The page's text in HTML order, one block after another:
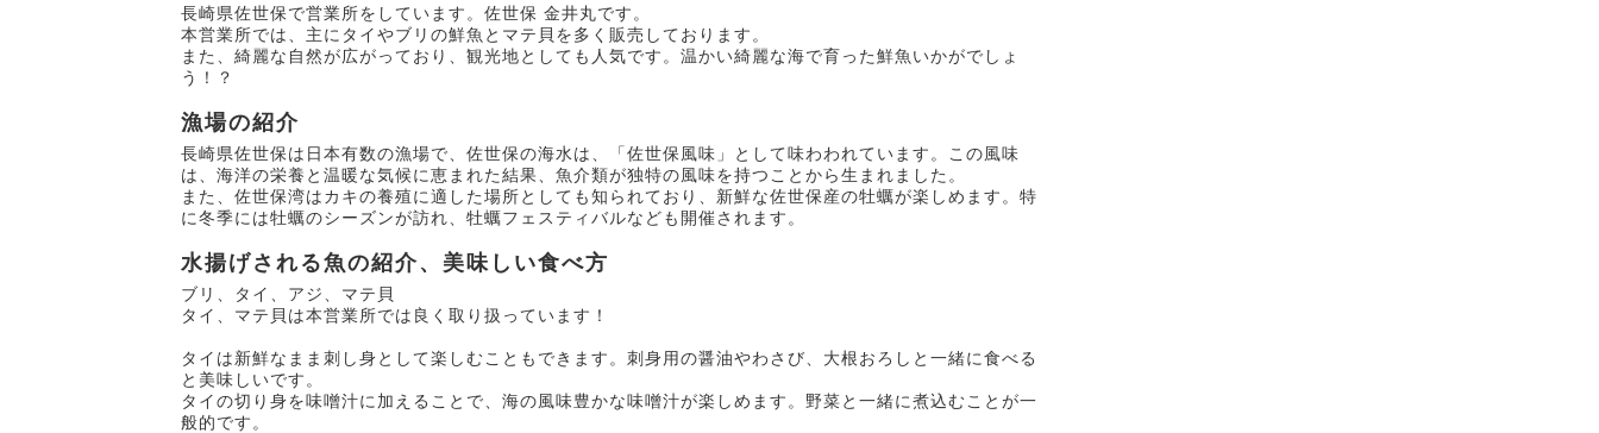
長崎県佐世保で営業所をしています。佐世保 金井丸です。
本営業所では、主にタイやブリの鮮魚とマテ貝を多く販売しております。
また、綺麗な自然が広がっており、観光地としても人気です。温かい綺麗な海で育った鮮魚いかがでしょ
う！？
漁場の紹介
長崎県佐世保は日本有数の漁場で、佐世保の海水は、「佐世保風味」として味わわれています。この風味
は、海洋の栄養と温暖な気候に恵まれた結果、魚介類が独特の風味を持つことから生まれました。
また、佐世保湾はカキの養殖に適した場所としても知られており、新鮮な佐世保産の牡蠣が楽しめます。特
に冬季には牡蠣のシーズンが訪れ、牡蠣フェスティバルなども開催されます。
水揚げされる魚の紹介、美味しい食べ方
ブリ、タイ、アジ、マテ貝
タイ、マテ貝は本営業所では良く取り扱っています！
タイは新鮮なまま刺し身として楽しむこともできます。刺身用の醤油やわさび、大根おろしと一緒に食べる
と美味しいです。
タイの切り身を味噌汁に加えることで、海の風味豊かな味噌汁が楽しめます。野菜と一緒に煮込むことが一
般的です。